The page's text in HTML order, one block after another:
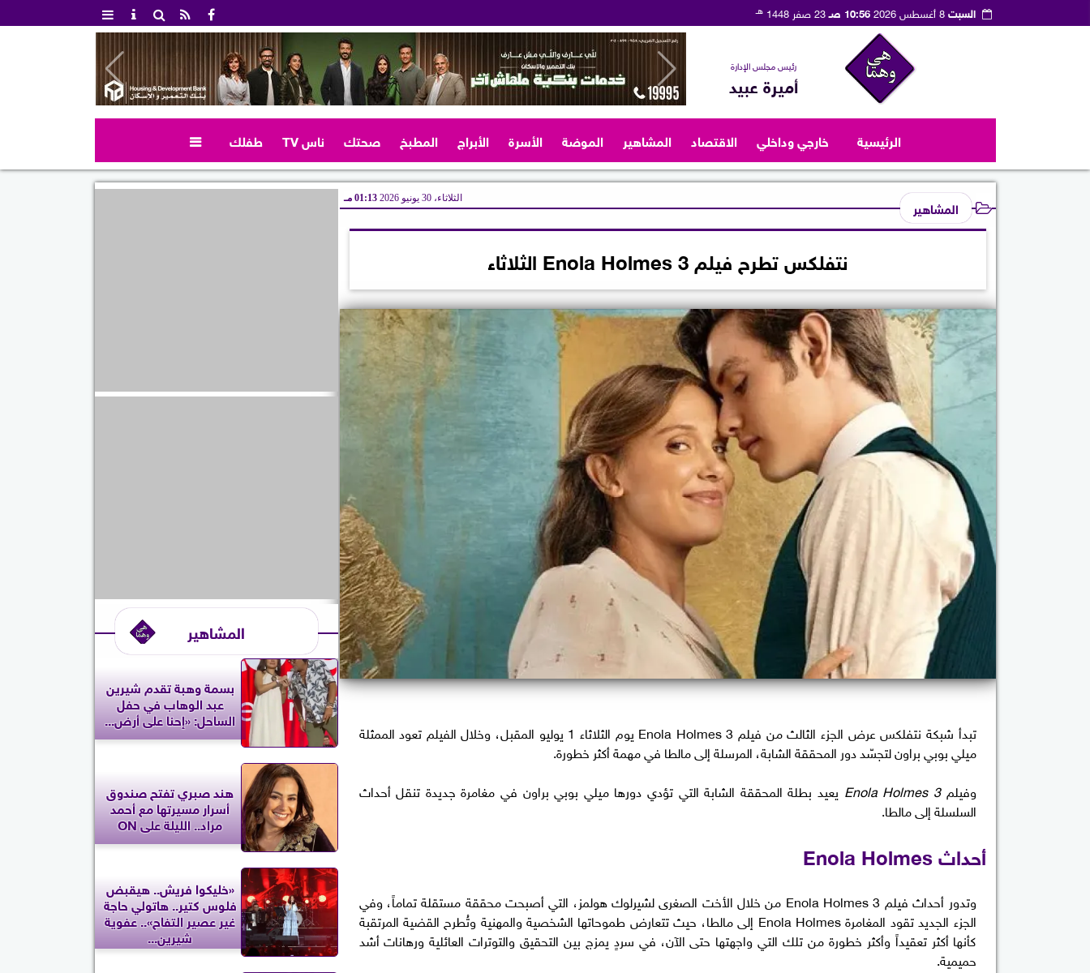
السبت8 أغسطس 2026 10:56 صـ 23 صفر 1448 هـ
رئيس مجلس الإدارة
أميرة عبيد
الرئيسية خارجي وداخلي الاقتصاد المشاهير الموضة الأسرة الأبراج المطبخ صحتك ناس TV طفلك 
المشاهير الثلاثاء، 30 يونيو 2026 01:13 مـ
نتفلكس تطرح فيلم Enola Holmes 3 الثلاثاء
تبدأ شبكة نتفلكس عرض الجزء الثالث من فيلم Enola Holmes 3 يوم الثلاثاء 1 يوليو المقبل، وخلال الفيلم تعود الممثلة
ميلي بوبي براون لتجسّد دور المحققة الشابة، المرسلة إلى مالطا في مهمة أكثر خطورة.
وفيلمEnola Holmes 3 يعيد بطلة المحققة الشابة التي تؤدي دورها ميلي بوبي براون في مغامرة جديدة تنقل أحداث
السلسلة إلى مالطا.
أحداث Enola Holmes
وتدور أحداث فيلم Enola Holmes 3 من خلال الأخت الصغرى لشيرلوك هولمز، التي أصبحت محققة مستقلة تماماً، وفي
الجزء الجديد تقود المغامرة Enola Holmes إلى مالطا، حيث تتعارض طموحاتها الشخصية والمهنية وتُطرح القضية المرتقبة
كأنها أكثر تعقيداً وأكثر خطورة من تلك التي واجهتها حتى الآن، في سردٍ يمزج بين التحقيق والتوترات العائلية ورهانات أشد
حميمية.
المشاهير
بسمة وهبة تقدم شيرين
عبد الوهاب في حفل
الساحل: «إحنا على أرض...
هند صبري تفتح صندوق
أسرار مسيرتها مع أحمد
مراد.. الليلة على ON
«خليكوا فريش.. هيقبض
فلوس كتير.. هاتولي حاجة
غير عصير التفاح».. عفوية
شيرين...